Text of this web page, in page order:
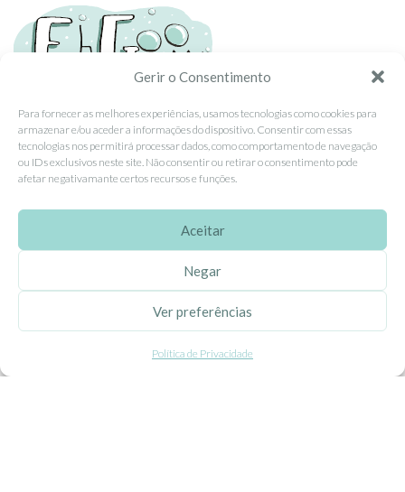
Gerir o Consentimento
Para fornecer as melhores experiências, usamos tecnologias como cookies para
armazenar e/ou aceder a informações do dispositivo. Consentir com essas
tecnologias nos permitirá processar dados, como comportamento de navegação
ou IDs exclusivos neste site. Não consentir ou retirar o consentimento pode
afetar negativamante certos recursos e funções.
Aceitar
Negar
Ver preferências
Política de Privacidade
Tel: (351) 234095278 Custo de Chamada para Rede Fixa Nacional
Email: info@ehgoom.com
Rua José Afonso, Nº 50, 3800-438 Aveiro, Portugal
Sobre Nós
Propriedade Intelectual
Colaboração com Bloggers